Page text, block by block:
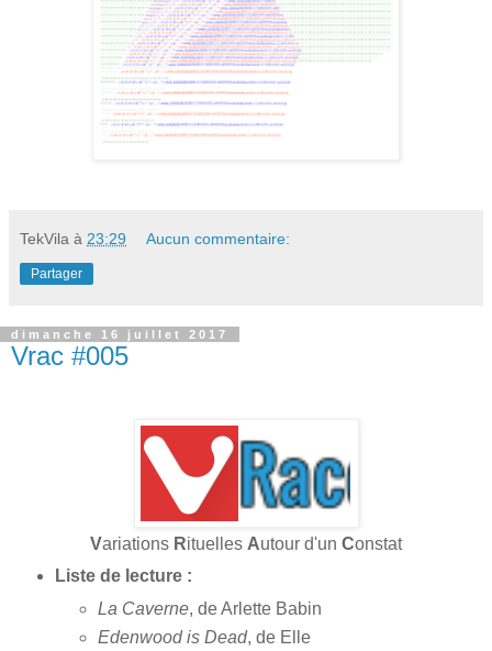
TekVila à 23:29 Aucun commentaire:
Partager
dimanche 16 juillet 2017
Vrac #005
Variations Rituelles Autour d'un Constat
Liste de lecture :
La Caverne, de Arlette Babin
Edenwood is Dead, de Elle